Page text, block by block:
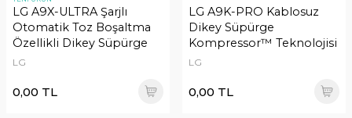
LG A9X-ULTRA Şarjlı
Otomatik Toz Boşaltma
Özellikli Dikey Süpürge
LG
0,00 TL
LG A9K-PRO Kablosuz
Dikey Süpürge
Kompressor™ Teknolojisi
Çift Bataryalı Turbo 200W
LG
0,00 TL